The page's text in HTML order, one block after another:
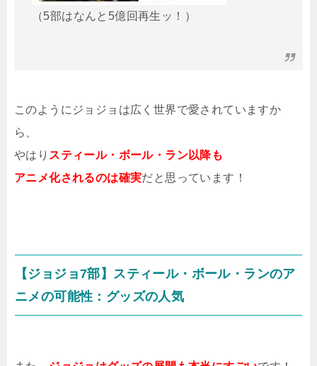
（5部はなんと5億回再生ッ！）
このようにジョジョは広く世界で愛されていますか
ら、
やはり スティール・ボール・ラン以降も
アニメ化されるのは確実だと思っています！
【ジョジョ7部】スティール・ボール・ランのア
ニメの可能性：グッズの人気